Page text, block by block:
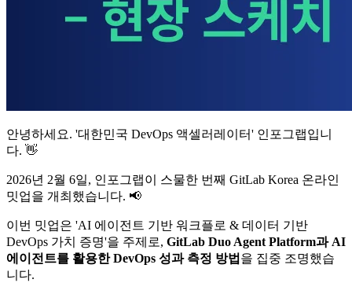
안녕하세요. '대한민국 DevOps 액셀러레이터' 인포그랩입니
다. 👋
2026년 2월 6일, 인포그랩이 스물한 번째 GitLab Korea 온라인
밋업을 개최했습니다. 📢
이번 밋업은 'AI 에이전트 기반 워크플로 & 데이터 기반
DevOps 가치 증명'을 주제로, GitLab Duo Agent Platform과 AI
에이전트를 활용한 DevOps 성과 측정 방법 을 집중 조명했습
니다.